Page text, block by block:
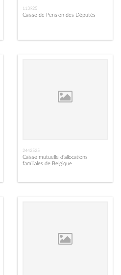
113925
Caisse de Pension des Députés
2442525
Caisse mutuelle d'allocations
familiales de Belgique